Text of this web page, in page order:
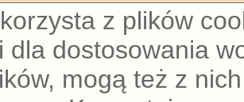
z plików
dla dostosowania
mogą też z